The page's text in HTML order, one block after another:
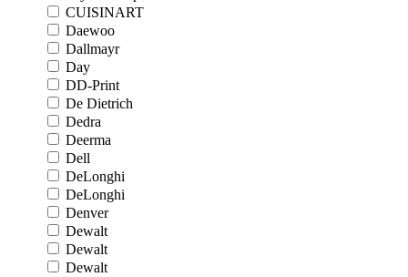
CUISINART
Daewoo
Dallmayr
Day
DD-Print
De Dietrich
Dedra
Deerma
Dell
DeLonghi
DeLonghi
Denver
Dewalt
Dewalt
Dewalt